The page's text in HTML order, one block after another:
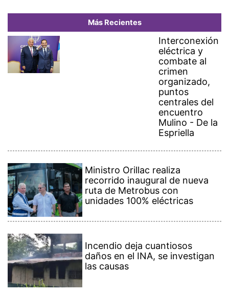
Más Recientes
Interconexión
eléctrica y
combate al
crimen
organizado,
puntos
centrales del
encuentro
Mulino - De la
Espriella
recorrido inaugural de nueva
ruta de Metrobus con
unidades 100% eléctricas
daños en el INA, se investigan
las causas